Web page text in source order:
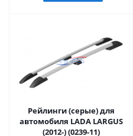
Рейлинги (серые) для
автомобиля LADA LARGUS
(2012-) (0239-11)